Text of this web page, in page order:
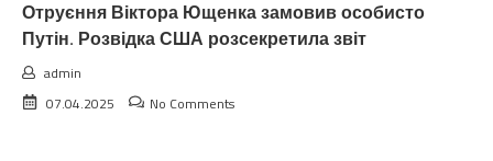
Отруєння Віктора Ющенка замовив особисто
Путін. Розвідка США розсекретила звіт
admin
07.04.2025
No Comments